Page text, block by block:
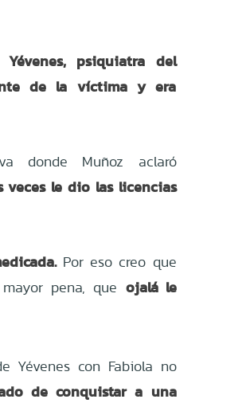
psiquiatra del
de la víctima y era
donde Muñoz aclaró
veces le dio las licencias
Por eso creo que
pena, que ojalá le
Yévenes con Fabiola no
de conquistar a una